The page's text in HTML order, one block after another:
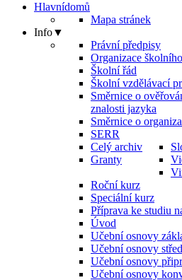
Hlavnídomů
Mapa stránek
Info▼
Právní předpisy
Organizace
Školní řád
Školní vzdělávací
Směrnice o
znalosti jazyka
Směrnice o
SERR
Celý archiv
Granty
Roční kurz
Speciální kurz
Příprava ke studiu
Úvod
Učební osnovy
Učební osnovy
Učební osnovy
Učební osnovy